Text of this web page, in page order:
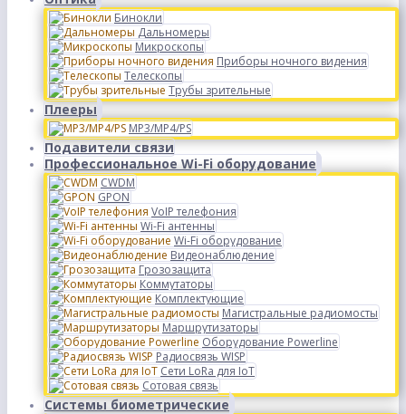
Бинокли
Дальномеры
Микроскопы
Приборы ночного видения
Телескопы
Трубы зрительные
Плееры
MP3/MP4/PS
Подавители связи
Профессиональное Wi-Fi оборудование
CWDM
GPON
VoIP телефония
Wi-Fi антенны
Wi-Fi оборудование
Видеонаблюдение
Грозозащита
Коммутаторы
Комплектующие
Магистральные радиомосты
Маршрутизаторы
Оборудование Powerline
Радиосвязь WISP
Сети LoRa для IoT
Сотовая связь
Системы биометрические